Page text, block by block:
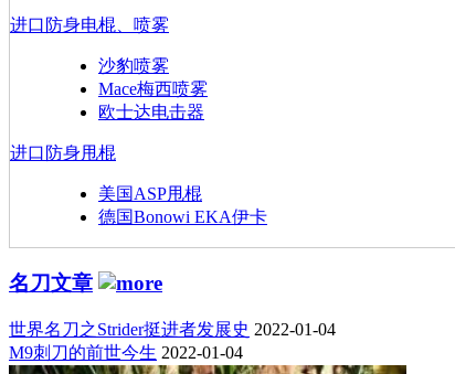
进口防身电棍、喷雾
沙豹喷雾
Mace梅西喷雾
欧士达电击器
进口防身甩棍
美国ASP甩棍
德国Bonowi EKA伊卡
名刀文章
世界名刀之Strider挺进者发展史 2022-01-04
M9刺刀的前世今生 2022-01-04